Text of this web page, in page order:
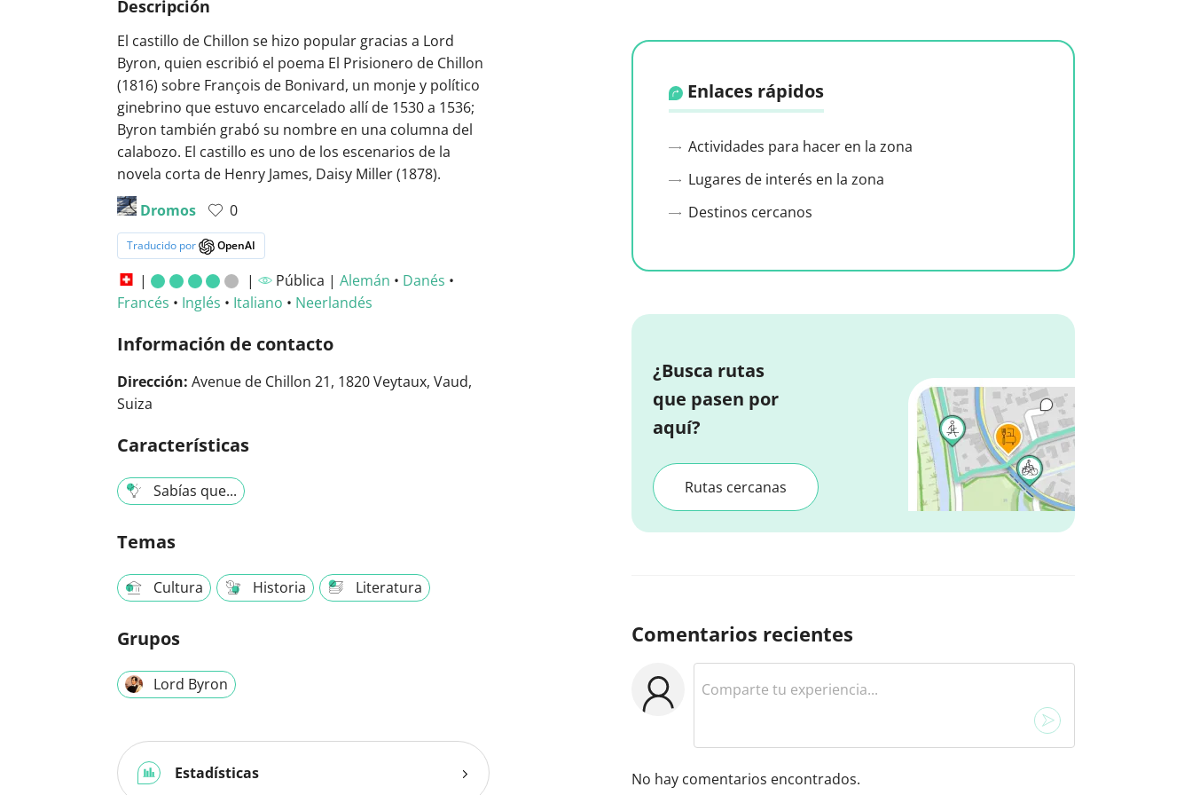
Descripción
El castillo de Chillon se hizo popular gracias a Lord
Byron, quien escribió el poema El Prisionero de Chillon
(1816) sobre François de Bonivard, un monje y político
ginebrino que estuvo encarcelado allí de 1530 a 1536;
Byron también grabó su nombre en una columna del
calabozo. El castillo es uno de los escenarios de la
novela corta de Henry James, Daisy Miller (1878).
Dromos
0
Traducido por OpenAI
| | Pública | Alemán • Danés •
Francés • Inglés • Italiano • Neerlandés
Información de contacto
Dirección: Avenue de Chillon 21, 1820 Veytaux, Vaud,
Suiza
Características
Sabías que...
Temas
Cultura Historia Literatura
Grupos
Lord Byron
Estadísticas
Enlaces rápidos
Actividades para hacer en la zona
Lugares de interés en la zona
Destinos cercanos
¿Busca rutas
que pasen por
aquí?
Rutas cercanas
Comentarios recientes
No hay comentarios encontrados.